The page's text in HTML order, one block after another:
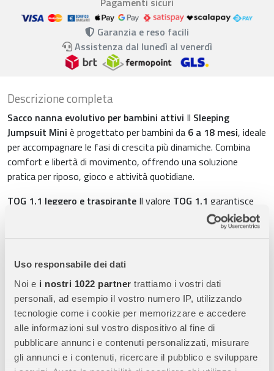
Uso responsabile dei dati
Noi e i nostri 1022 partner trattiamo i vostri dati
personali, ad esempio il vostro numero IP, utilizzando
tecnologie come i cookie per memorizzare e accedere
alle informazioni sul vostro dispositivo al fine di
pubblicare annunci e contenuti personalizzati, misurare
gli annunci e i contenuti, ricercare il pubblico e sviluppare
Garanzia e reso facili
Assistenza dal lunedì al venerdì
Descrizione completa
Sacco nanna evolutivo per bambini attivi Il Sleeping
Jumpsuit Mini è progettato per bambini da 6 a 18 mesi, ideale
per accompagnare le fasi di crescita più dinamiche. Combina
comfort e libertà di movimento, offrendo una soluzione
pratica per riposo, gioco e attività quotidiane.
TOG 1.1 leggero e traspirante Il valore TOG 1.1 garantisce
una copertura leggera e ben bilanciata, perfetta per le notti più
calde e per un utilizzo prolungato durante il giorno. Aiuta a
surriscaldare il bambino.
Piedini e maniche removibiliIl modello riprende le
caratteristiche del classico sacco nanna conpiedini e braccia
staccabili, offrendo continuità nelle abitudini di riposo. Una
soluzione versatile che accompagna facilmente il passaggio
dal sonno ai momenti di gioco.
Maggiore libertà di movimentoLa struttura con spazio